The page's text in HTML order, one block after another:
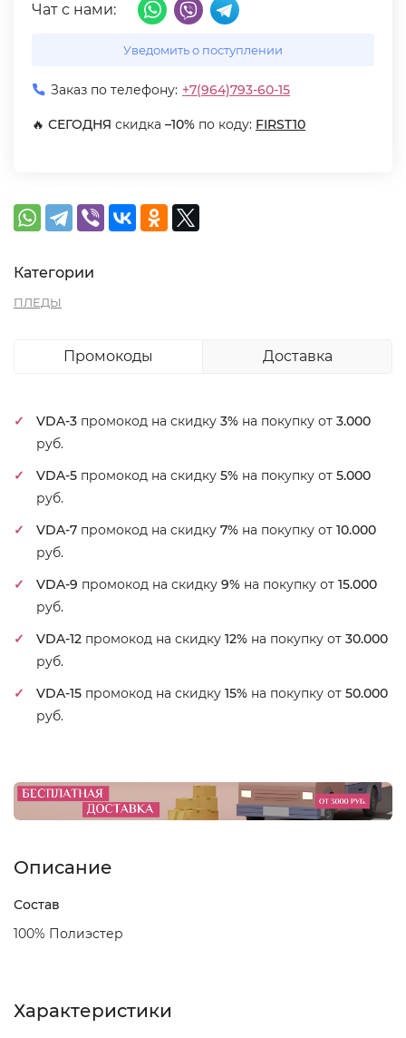
Чат с нами:
Уведомить о поступлении
Заказ по телефону: +7(964)793-60-15
🔥 СЕГОДНЯ скидка –10% по коду: FIRST10
Категории
ПЛЕДЫ
Промокоды Доставка
VDA-3 промокод на скидку 3% на покупку от 3.000
руб.
VDA-5 промокод на скидку 5% на покупку от 5.000
руб.
VDA-7 промокод на скидку 7% на покупку от 10.000
руб.
VDA-9 промокод на скидку 9% на покупку от 15.000
руб.
VDA-12 промокод на скидку 12% на покупку от 30.000
руб.
VDA-15 промокод на скидку 15% на покупку от 50.000
руб.
Описание
Состав
100% Полиэстер
Характеристики